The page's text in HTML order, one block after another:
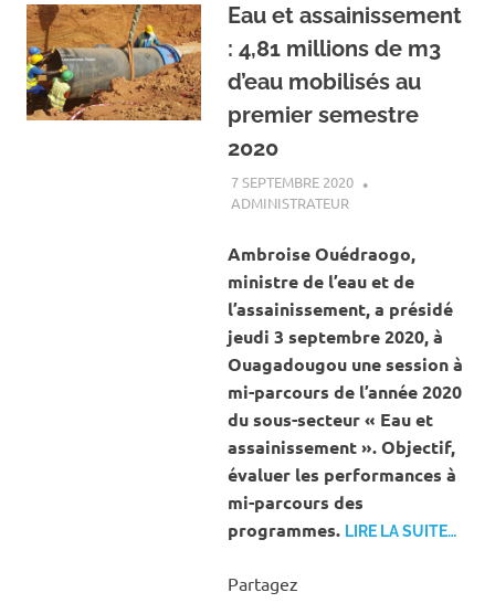
Eau et assainissement
: 4,81 millions de m3
d’eau mobilisés au
premier semestre
2020
7 SEPTEMBRE 2020
ADMINISTRATEURACTUALITÉ
Ambroise Ouédraogo,
ministre de l’eau et de
l’assainissement, a présidé
jeudi 3 septembre 2020, à
Ouagadougou une session à
mi-parcours de l’année 2020
du sous-secteur « Eau et
assainissement ». Objectif,
évaluer les performances à
mi-parcours des
programmes. LIRE LA SUITE…
Partagez